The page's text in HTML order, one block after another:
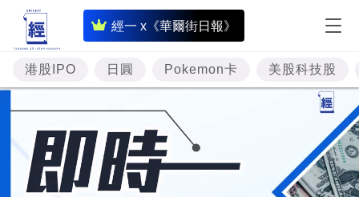
經一 x《華爾街日報》
即
時
財
經
專
題
投
資
港股IPO 日圓 Pokemon卡 美股科技股